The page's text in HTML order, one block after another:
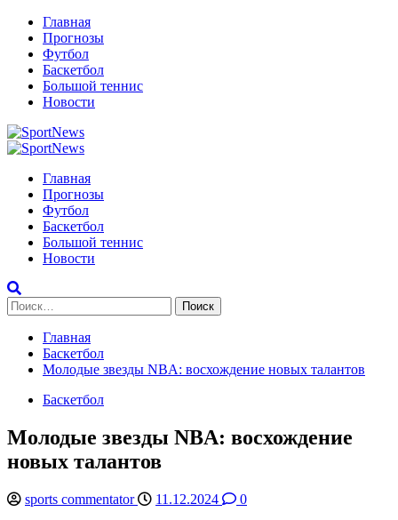
Перейти
содержимому
Главная
Прогнозы
Футбол
Баскетбол
Большой теннис
Новости
Primary
Главная
Прогнозы
Футбол
Баскетбол
Большой теннис
Новости
Найти:
Главная
Баскетбол
Молодые звезды NBA: восхождение новых талантов
Баскетбол
Молодые звезды NBA: восхождение
новых талантов
sports commentator 11.12.2024
0